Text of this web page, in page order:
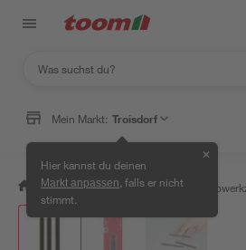
Mein Markt: Troisdorf
Hier kannst du deinen
Markt anpassen , falls er nicht
stimmt.
✕
/ Werkstatt & Maschinen /